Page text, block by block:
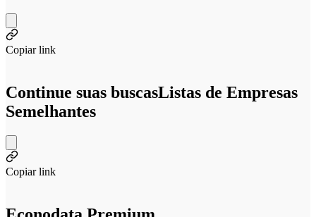
Copiar link
Continue suas buscasListas de Empresas
Semelhantes
Copiar link